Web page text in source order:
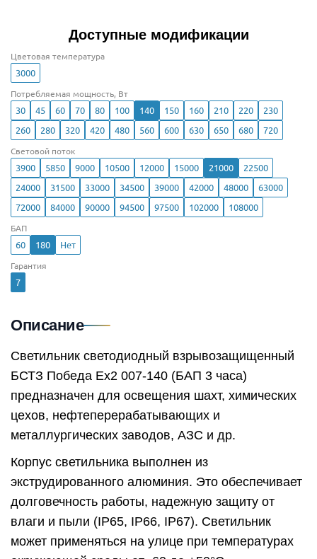
Доступные модификации
Цветовая температура
3000
Потребляемая мощность, Вт
30 45 60 70 80 100 140 150 160 210 220
230
260
280 320 420 480 560 600 630 650 680 720
Световой поток
3900 5850 9000 10500 12000 15000 21000
22500
24000
31500 33000 34500 39000 42000 48000
63000
72000
84000 90000 94500 97500 102000 108000
БАП
60 180 Нет
Гарантия
7
Описание
Светильник светодиодный взрывозащищенный
БСТЗ Победа Ex2 007-140 (БАП 3 часа)
предназначен для освещения шахт, химических
цехов, нефтеперерабатывающих и
металлургических заводов, АЗС и др.
Корпус светильника выполнен из
экструдированного алюминия. Это обеспечивает
долговечность работы, надежную защиту от
влаги и пыли (IP65, IP66, IP67). Светильник
может применяться на улице при температурах